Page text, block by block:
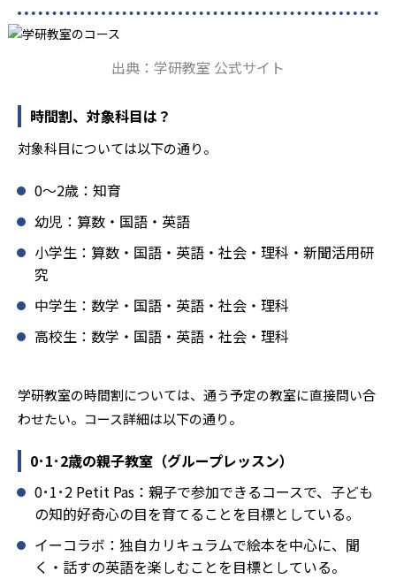
を見つけて褒めるところから学習をスタートする。この指
導により生徒の「やる気」を引き出し、無理のない学習と
報にも精通しており、学習相談や教育相談、保護者とのコ
学研教室では、楽しく生き生きと学ぶことも重視してい
る。人と人との触れ合いの中で学びを深めることにより、
知・情・意のバランスのとれた生徒の育成を推進。「教室
面の指導も実施し、全人的な教育に取り組んでいる点も、
メリットと言えるだろう。
どんなデメリットがある？
学研教室のデメリットとしては、基礎をより重視している
分、生徒によっては物足りなく感じる可能性がある点だろ
う。相性が気になる場合は、近くの教室に問い合わせてみ
ることを推奨する。
出典：学研教室 公式サイト
時間割、対象科目は？
対象科目については以下の通り。
0〜2歳：知育
幼児：算数・国語・英語
小学生：算数・国語・英語・社会・理科・新聞活用研
究
中学生：数学・国語・英語・社会・理科
高校生：数学・国語・英語・社会・理科
学研教室の時間割については、通う予定の教室に直接問い合
わせたい。コース詳細は以下の通り。
0･1･2歳の親子教室（グループレッスン）
0･1･2 Petit Pas：親子で参加できるコースで、子ども
の知的好奇心の目を育てることを目標としている。
イーコラボ：独自カリキュラムで絵本を中心に、聞
く・話すの英語を楽しむことを目標としている。